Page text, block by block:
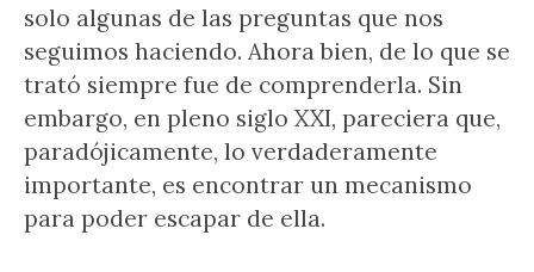
solo algunas de las preguntas que nos
seguimos haciendo. Ahora bien, de lo que se
trató siempre fue de comprenderla. Sin
embargo, en pleno siglo XXI, pareciera que,
paradójicamente, lo verdaderamente
importante, es encontrar un mecanismo
para poder escapar de ella.